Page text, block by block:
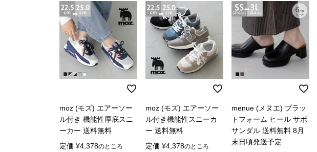
moz (モズ) エアーソー
ル付き 機能性厚底スニ
ーカー 送料無料
定価 ¥4,378のところ
moz (モズ) エアーソー
ル付き機能性スニーカ
ー 送料無料
定価 ¥4,378のところ
menue (メヌエ) プラッ
トフォーム ヒール サボ
サンダル 送料無料 8月
末日頃発送予定